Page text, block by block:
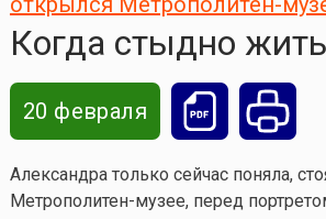
Когда стыдно жить
20 февраля
Александра только сейчас поняла,
Метрополитен-музее, перед